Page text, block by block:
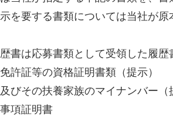
を要する書類については当社が原
は応募書類として受領した履歴
証等の資格証明書類（提示）
その扶養家族のマイナンバー（
項証明書